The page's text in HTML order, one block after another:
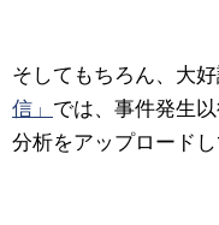
そしてもちろん、大
信」 では、事件発生
分析をアップロードし